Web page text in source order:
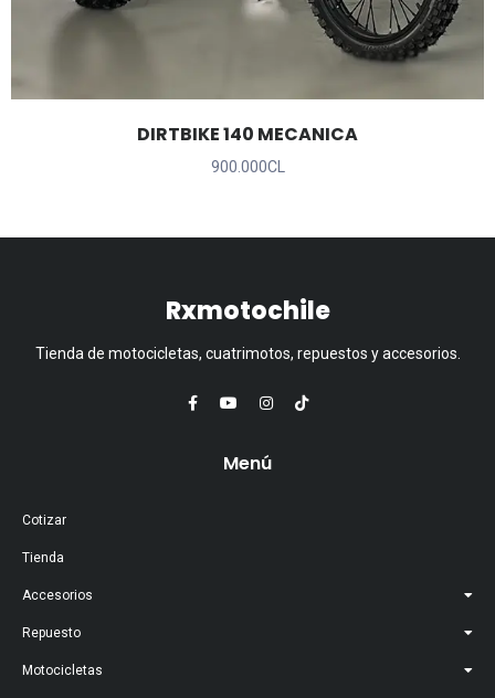
DIRTBIKE 140 MECANICA
900.000CL
Rxmotochile
Tienda de motocicletas, cuatrimotos, repuestos y accesorios.
Menú
Cotizar
Tienda
Accesorios
Repuesto
Motocicletas